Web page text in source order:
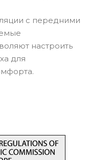
с передними
настроить
для